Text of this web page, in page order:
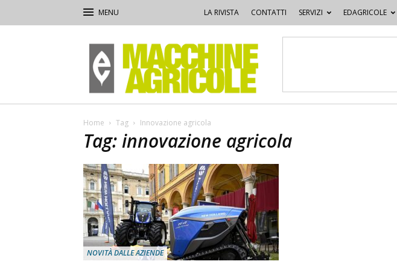
LA RIVISTA CONTATTI SERVIZI EDAGRICOLE
Macchine
Agricole
Home Tag Innovazione agricola
Tag: innovazione agricola
NOVITÀ DALLE AZIENDE